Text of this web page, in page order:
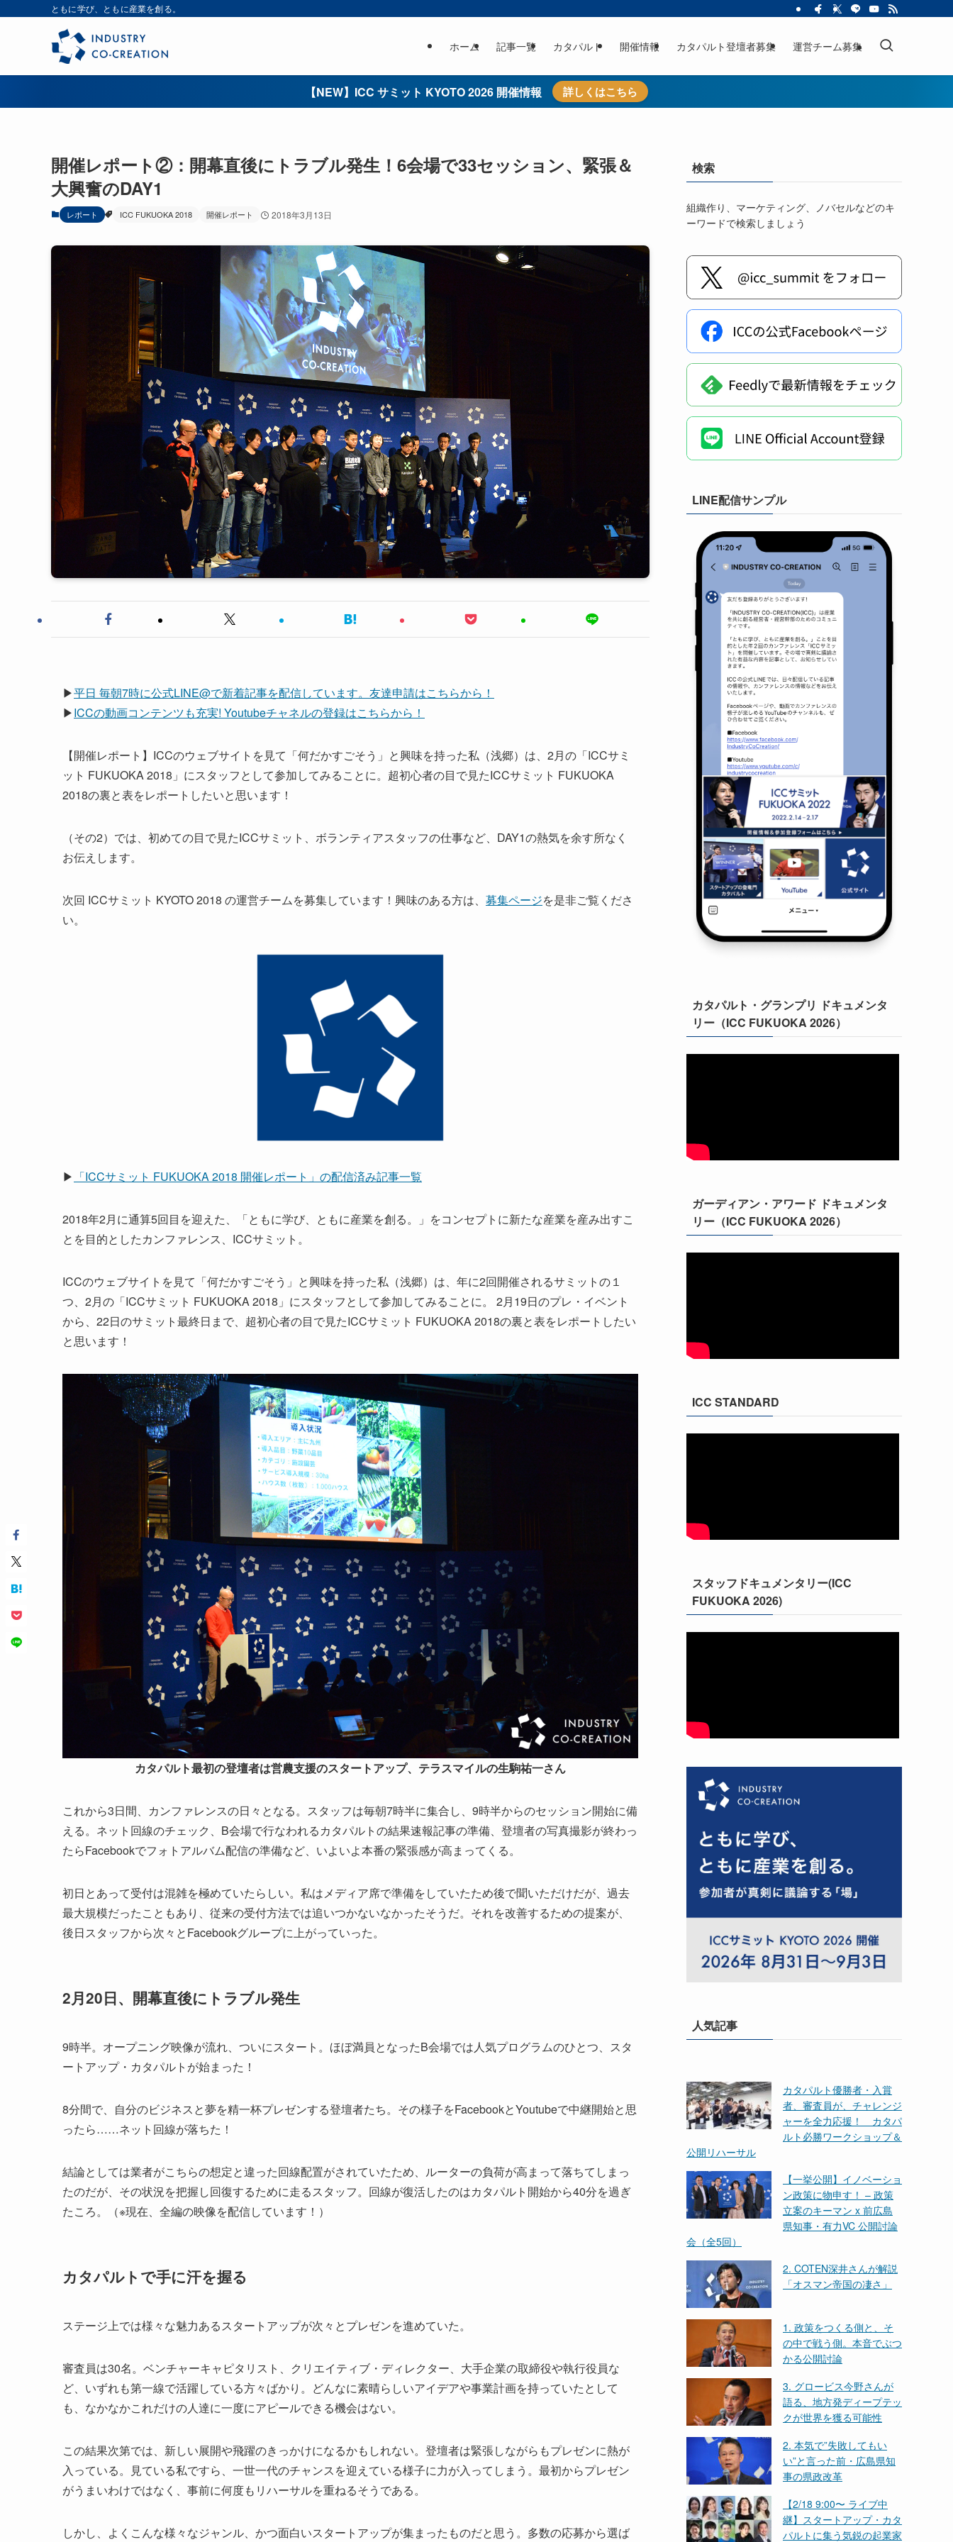
ともに学び、ともに産業を創る。
ホーム 記事一覧 カタパルト 開催情報 カタパルト登壇者募集 運営チーム募集
【NEW】ICC サミット KYOTO 2026 開催情報 詳しくはこちら
開催レポート②：開幕直後にトラブル発生！6会場で33セッション、緊張＆
大興奮のDAY1
レポート ICC FUKUOKA 2018 開催レポート 2018年3月13日
▶平日 毎朝7時に公式LINE@で新着記事を配信しています。友達申請はこちらから！
▶ICCの動画コンテンツも充実! Youtubeチャネルの登録はこちらから！
【開催レポート】ICCのウェブサイトを見て「何だかすごそう」と興味を持った私（浅郷）は、2月の「ICCサミ
ット FUKUOKA 2018」にスタッフとして参加してみることに。超初心者の目で見たICCサミット FUKUOKA
2018の裏と表をレポートしたいと思います！
（その2）では、初めての目で見たICCサミット、ボランティアスタッフの仕事など、DAY1の熱気を余す所なく
お伝えします。
次回 ICCサミット KYOTO 2018 の運営チームを募集しています！興味のある方は、 募集ページを是非ご覧くださ
い。
▶ 「ICCサミット FUKUOKA 2018 開催レポート」の配信済み記事一覧
2018年2月に通算5回目を迎えた、「ともに学び、ともに産業を創る。」をコンセプトに新たな産業を産み出すこ
とを目的としたカンファレンス、ICCサミット。
ICCのウェブサイトを見て「何だかすごそう」と興味を持った私（浅郷）は、年に2回開催されるサミットの１
つ、2月の「ICCサミット FUKUOKA 2018」にスタッフとして参加してみることに。 2月19日のプレ・イベント
から、22日のサミット最終日まで、超初心者の目で見たICCサミット FUKUOKA 2018の裏と表をレポートしたい
と思います！
カタパルト最初の登壇者は営農支援のスタートアップ、テラスマイルの生駒祐一さん
これから3日間、カンファレンスの日々となる。スタッフは毎朝7時半に集合し、9時半からのセッション開始に備
える。ネット回線のチェック、B会場で行なわれるカタパルトの結果速報記事の準備、登壇者の写真撮影が終わっ
たらFacebookでフォトアルバム配信の準備など、いよいよ本番の緊張感が高まってくる。
初日とあって受付は混雑を極めていたらしい。私はメディア席で準備をしていたため後で聞いただけだが、過去
最大規模だったこともあり、従来の受付方法では追いつかないなかったそうだ。それを改善するための提案が、
後日スタッフから次々とFacebookグループに上がっていった。
2月20日、開幕直後にトラブル発生
9時半。オープニング映像が流れ、ついにスタート。ほぼ満員となったB会場では人気プログラムのひとつ、スタ
ートアップ・カタパルトが始まった！
8分間で、自分のビジネスと夢を精一杯プレゼンする登壇者たち。その様子をFacebookとYoutubeで中継開始と思
ったら……ネット回線が落ちた！
結論としては業者がこちらの想定と違った回線配置がされていたため、ルーターの負荷が高まって落ちてしまっ
たのだが、その状況を把握し回復するために走るスタッフ。回線が復活したのはカタパルト開始から40分を過ぎ
たころ。（※現在、全編の映像を配信しています！）
カタパルトで手に汗を握る
ステージ上では様々な魅力あるスタートアップが次々とプレゼンを進めていた。
審査員は30名。ベンチャーキャピタリスト、クリエイティブ・ディレクター、大手企業の取締役や執行役員な
ど、いずれも第一線で活躍している方々ばかり。どんなに素晴らしいアイデアや事業計画を持っていたとして
も、なかなかこれだけの人達に一度にアピールできる機会はない。
この結果次第では、新しい展開や飛躍のきっかけになるかもしれない。登壇者は緊張しながらもプレゼンに熱が
入っている。見ている私ですら、一世一代のチャンスを迎えている様子に力が入ってしまう。最初からプレゼン
がうまいわけではなく、事前に何度もリハーサルを重ねるそうである。
しかし、よくこんな様々なジャンル、かつ面白いスタートアップが集まったものだと思う。多数の応募から選ば
検索
組織作り、マーケティング、ノバセルなどのキ
ーワードで検索しましょう
LINE配信サンプル
カタパルト・グランプリ ドキュメンタ
リー（ICC FUKUOKA 2026）
ガーディアン・アワード ドキュメンタ
リー（ICC FUKUOKA 2026）
ICC STANDARD
スタッフドキュメンタリー(ICC
FUKUOKA 2026)
人気記事
カタパルト優勝者・入賞
者、審査員が、チャレンジ
ャーを全力応援！ カタパ
ルト必勝ワークショップ＆
公開リハーサル
【一挙公開】イノベーショ
ン政策に物申す！ – 政策
立案のキーマン x 前広島
県知事・有力VC 公開討論
会（全5回）
2. COTEN深井さんが解説
「オスマン帝国の凄さ」
1. 政策をつくる側と、そ
の中で戦う側。本音でぶつ
かる公開討論
3. グロービス今野さんが
語る、地方発ディープテッ
クが世界を獲る可能性
2. 本気で”失敗してもい
い”と言った前・広島県知
事の県政改革
【2/18 9:00〜 ライブ中
継】スタートアップ・カタ
パルトに集う気鋭の起業家